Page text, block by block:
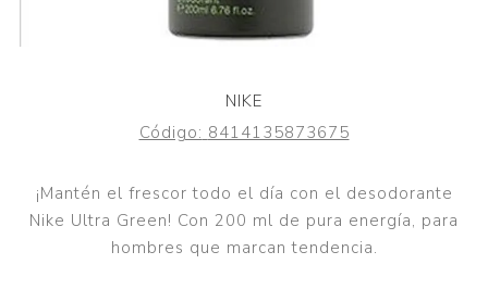
NIKE
Código: 8414135873675
¡Mantén el frescor todo el día con el desodorante
Nike Ultra Green! Con 200 ml de pura energía, para
hombres que marcan tendencia.